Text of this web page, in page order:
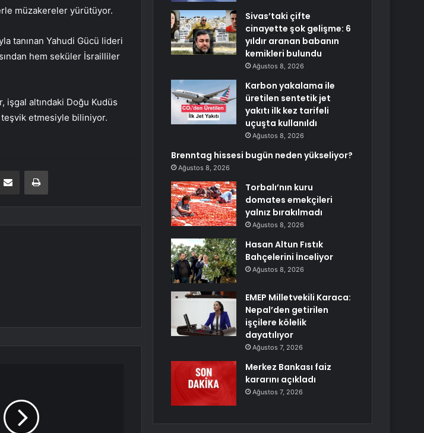
müzakereler yürütüyor.
tanınan Yahudi Gücü lideri
hem seküler İsrailliler
işgal altındaki Doğu Kudüs
teşvik etmesiyle biliniyor.
E-Posta ile paylaş Yazdır
Sivas’taki çifte
cinayette şok gelişme: 6
yıldır aranan babanın
kemikleri bulundu
Ağustos 8, 2026
Karbon yakalama ile
üretilen sentetik jet
yakıtı ilk kez tarifeli
uçuşta kullanıldı
Ağustos 8, 2026
Brenntag hissesi bugün neden yükseliyor?
Ağustos 8, 2026
Torbalı’nın kuru
domates emekçileri
yalnız bırakılmadı
Ağustos 8, 2026
Hasan Altun Fıstık
Bahçelerini İnceliyor
Ağustos 8, 2026
EMEP Milletvekili Karaca:
Nepal’den getirilen
işçilere kölelik
dayatılıyor
Ağustos 7, 2026
Merkez Bankası faiz
kararını açıkladı
Ağustos 7, 2026